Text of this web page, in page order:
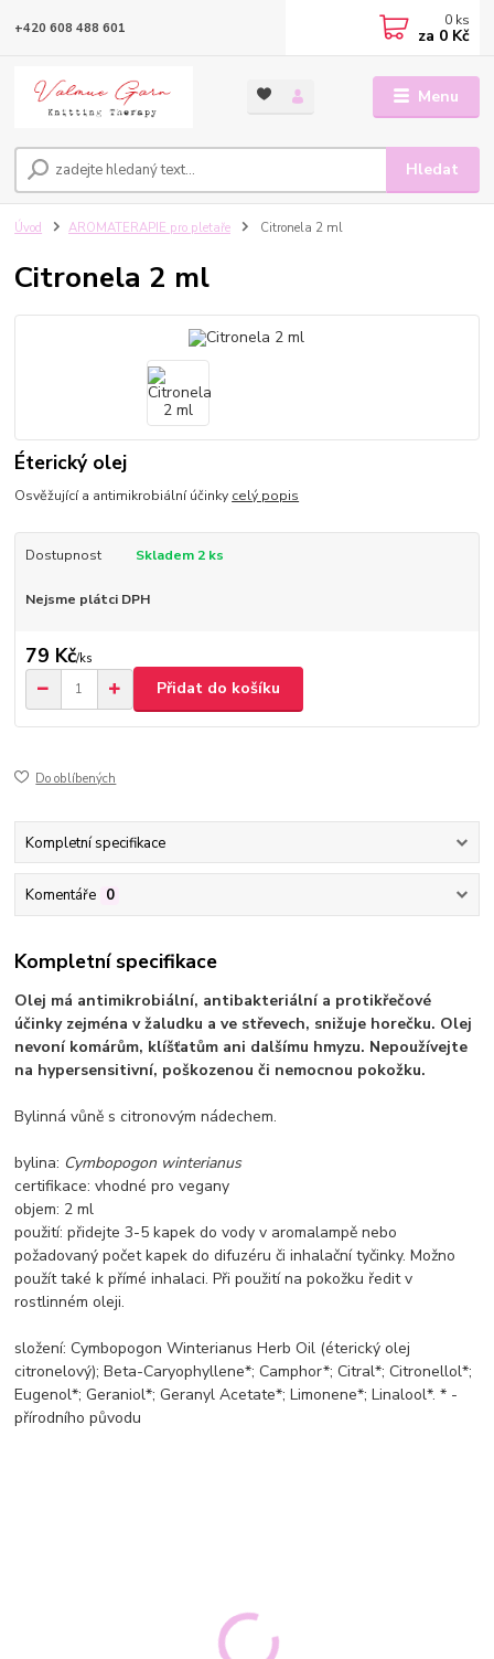
Menu
Hledat
+420 608 488 601 0 ks
za 0 Kč
Úvod AROMATERAPIE pro pletaře Citronela 2 ml
Citronela 2 ml
Éterický olej
Osvěžující a antimikrobiální účinky celý popis
Dostupnost Skladem 2 ks
Nejsme plátci DPH
79 Kč/ks
Přidat do košíku
Do oblíbených
Kompletní specifikace
Komentáře 0
Kompletní specifikace
Olej má antimikrobiální, antibakteriální a protikřečové
účinky zejména v žaludku a ve střevech, snižuje horečku. Olej
nevoní komárům, klíšťatům ani dalšímu hmyzu. Nepoužívejte
na hypersensitivní, poškozenou či nemocnou pokožku.
Bylinná vůně s citronovým nádechem.
bylina: Cymbopogon winterianus
certifikace: vhodné pro vegany
objem: 2 ml
použití: přidejte 3-5 kapek do vody v aromalampě nebo
požadovaný počet kapek do difuzéru či inhalační tyčinky. Možno
použít také k přímé inhalaci. Při použití na pokožku ředit v
rostlinném oleji.
složení: Cymbopogon Winterianus Herb Oil (éterický olej
citronelový); Beta-Caryophyllene*; Camphor*; Citral*; Citronellol*;
Eugenol*; Geraniol*; Geranyl Acetate*; Limonene*; Linalool*. * -
přírodního původu